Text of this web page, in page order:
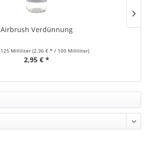
Airbrush Verdünnung
125 Milliliter (2,36 € * / 100 Milliliter)
2,95 € *